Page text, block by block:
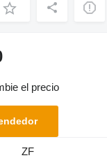
el precio
ZF